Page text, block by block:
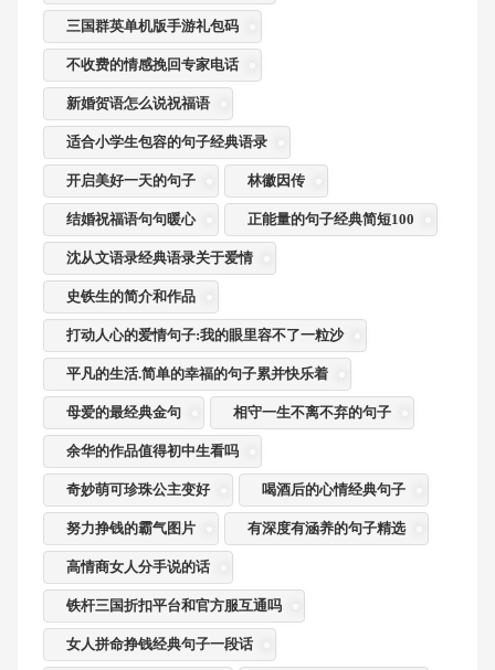
三国群英单机版手游礼包码
不收费的情感挽回专家电话
新婚贺语怎么说祝福语
适合小学生包容的句子经典语录
开启美好一天的句子 林徽因传
结婚祝福语句句暖心 正能量的句子经典简短100
沈从文语录经典语录关于爱情
史铁生的简介和作品
打动人心的爱情句子:我的眼里容不了一粒沙
平凡的生活.简单的幸福的句子累并快乐着
母爱的最经典金句 相守一生不离不弃的句子
余华的作品值得初中生看吗
奇妙萌可珍珠公主变好 喝酒后的心情经典句子
努力挣钱的霸气图片 有深度有涵养的句子精选
高情商女人分手说的话
铁杆三国折扣平台和官方服互通吗
女人拼命挣钱经典句子一段话